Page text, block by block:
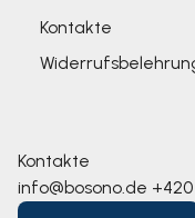
Kontakte
Kontakte
info@bosono.de